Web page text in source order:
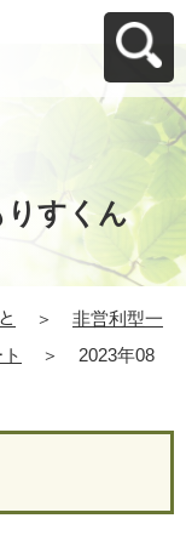
りすくん
＞
非営利型一
＞
2023年08